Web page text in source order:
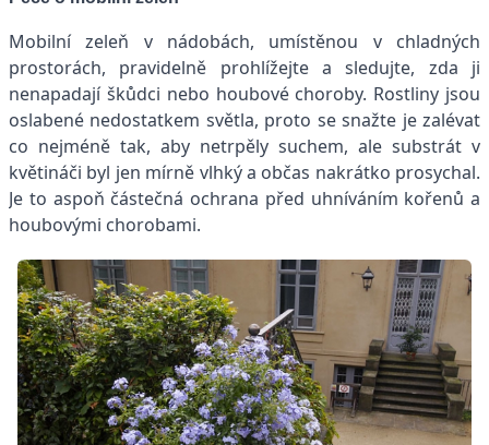
Mobilní zeleň v nádobách, umístěnou v chladných
prostorách, pravidelně prohlížejte a sledujte, zda ji
nenapadají škůdci nebo houbové choroby. Rostliny jsou
oslabené nedostatkem světla, proto se snažte je zalévat
co nejméně tak, aby netrpěly suchem, ale substrát v
květináči byl jen mírně vlhký a občas nakrátko prosychal.
Je to aspoň částečná ochrana před uhníváním kořenů a
houbovými chorobami.